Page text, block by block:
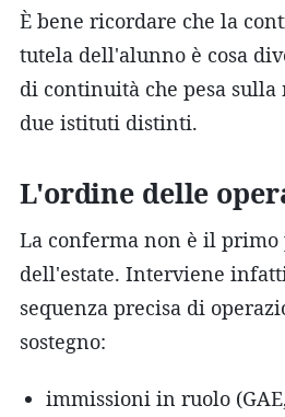
È bene ricordare che la
tutela dell'alunno è cosa
di continuità che pesa
due istituti distinti.
L'ordine delle
La conferma non è il primo
dell'estate. Interviene
sequenza precisa di
sostegno:
immissioni in ruolo